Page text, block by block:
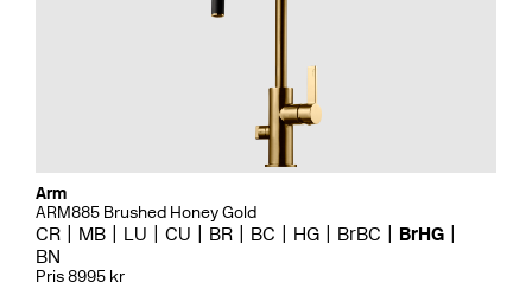
Arm
ARM885 Brushed Honey Gold
CR MB LU CU BR BC HG BrBC
BrHG
BN
Pris 8995 kr